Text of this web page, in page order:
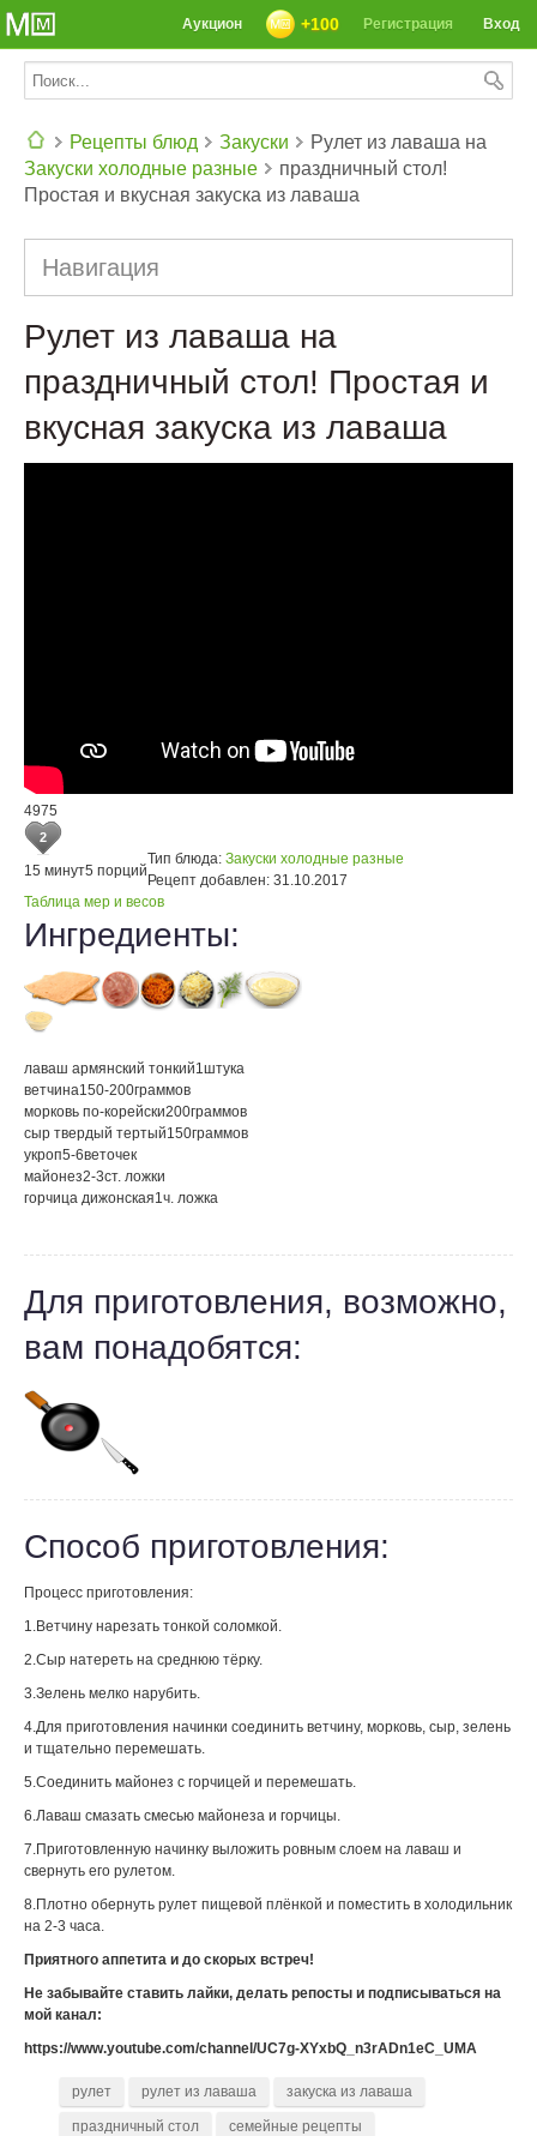
СЕГОДНЯ: 39142 РЕЦЕПТА
Вход
Регистрация
+100
Аукцион
Рецепты блюд
Закуски
Закуски холодные разные
Рулет из лаваша на
праздничный стол!
Простая и вкусная закуска из лаваша
Навигация
Рулет из лаваша на
праздничный стол! Простая и
вкусная закуска из лаваша
4975
2
15 минут5 порций
Тип блюда: Закуски холодные разные
Рецепт добавлен: 31.10.2017
Таблица мер и весов
Ингредиенты:
лаваш армянский тонкий1штука
ветчина150-200граммов
морковь по-корейски200граммов
сыр твердый тертый150граммов
укроп5-6веточек
майонез2-3ст. ложки
горчица дижонская1ч. ложка
Для приготовления, возможно,
вам понадобятся:
Способ приготовления:
Процесс приготовления:
1.Ветчину нарезать тонкой соломкой.
2.Сыр натереть на среднюю тёрку.
3.Зелень мелко нарубить.
4.Для приготовления начинки соединить ветчину, морковь, сыр, зелень
и тщательно перемешать.
5.Соединить майонез с горчицей и перемешать.
6.Лаваш смазать смесью майонеза и горчицы.
7.Приготовленную начинку выложить ровным слоем на лаваш и
свернуть его рулетом.
8.Плотно обернуть рулет пищевой плёнкой и поместить в холодильник
на 2-3 часа.
Приятного аппетита и до скорых встреч!
Не забывайте ставить лайки, делать репосты и подписываться на
мой канал:
https://www.youtube.com/channel/UC7g-XYxbQ_n3rADn1eC_UMA
рулет рулет из лаваша закуска из лаваша
праздничный стол семейные рецепты